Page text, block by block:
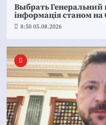
Выбрать
інформація станом на
8:50 05.08.2026